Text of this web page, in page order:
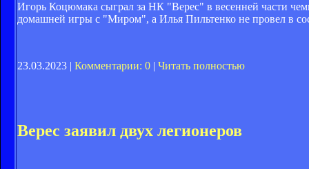
Игорь Коцюмака сыграл за НК "Верес" в весенней части
домашней игры с "Миром", а Илья Пильтенко не провел в
23.03.2023 | Комментарии: 0 | Читать полностью
Верес заявил двух легионеров